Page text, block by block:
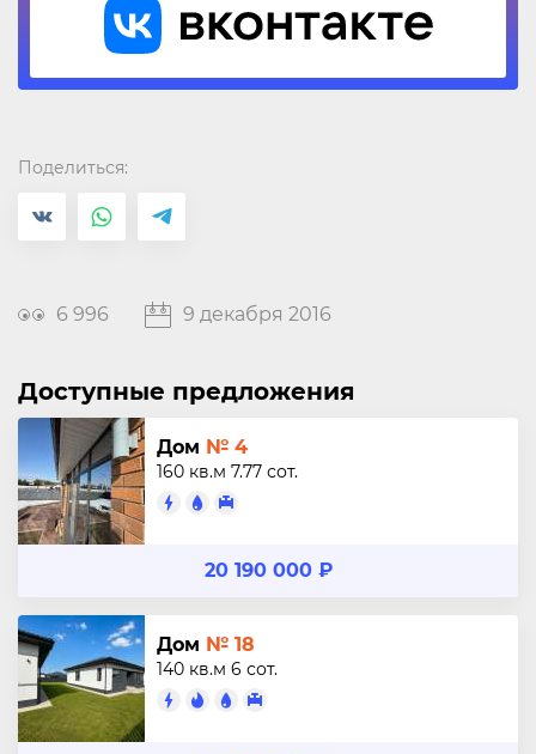
Поделиться:
6 996 9 декабря 2016
Доступные предложения
Дом № 4
160 кв.м 7.77 сот.
20 190 000 ₽
Дом № 18
140 кв.м 6 сот.